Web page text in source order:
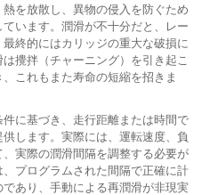
を放散し、異物の侵入を防ぐため
います。潤滑が不十分だと、レー
終的にはカリッジの重大な破損に
攪拌（チャーニング）を引き起こ
これもまた寿命の短縮を招きま
に基づき、走行距離または時間で
します。実際には、運転速度、負
実際の潤滑間隔を調整する必要が
プログラムされた間隔で正確に計
あり、手動による再潤滑が非現実